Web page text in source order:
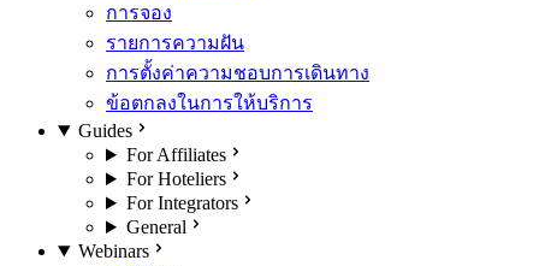
การจอง
รายการความฝัน
การตั้งค่าความชอบการเดินทาง
ข้อตกลงในการให้บริการ
Guides
For Affiliates
For Hoteliers
For Integrators
General
Webinars